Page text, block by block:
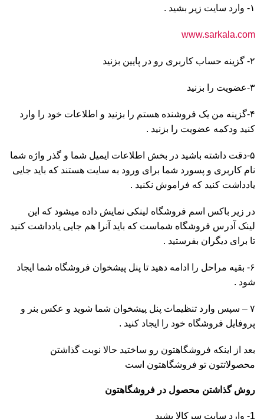
۱- وارد سایت زیر بشید .
www.sarkala.com
۲- گزینه حساب کاربری رو در پایین بزنید
۳-عضویت را بزنید
۴-گزینه من یک فروشنده هستم را بزنید و اطلاعات خود را وارد
کنید ودکمه عضویت را بزنید .
۵-دقت داشته باشید در بخش اطلاعات ایمیل شما و گذر واژه شما
نام کاربری و پسورد شما برای ورود به سایت هستند که باید جایی
یادداشت کنید که فراموش نکنید .
در زیر باکس اسم فروشگاه لینکی نمایش داده میشود که این
لینک آدرس فروشگاه شماست که باید آنرا هم جایی یادداشت کنید
تا برای دیگران بفرستید .
۶- بقیه مراحل را ادامه دهید تا پنل پیشخوان فروشگاه شما ایجاد
شود .
۷ – سپس وارد تنظیمات پنل پیشخوان شما شوید و عکس بنر و
پروفایل فروشگاه خود را ایجاد کنید .
بعد از اینکه فروشگاهتون رو ساختید حالا نوبت گذاشتن
محصولاتتون تو فروشگاهتون است
روش گذاشتن محصول در فروشگاهتون
1- وارد سایت سرکالا بشید